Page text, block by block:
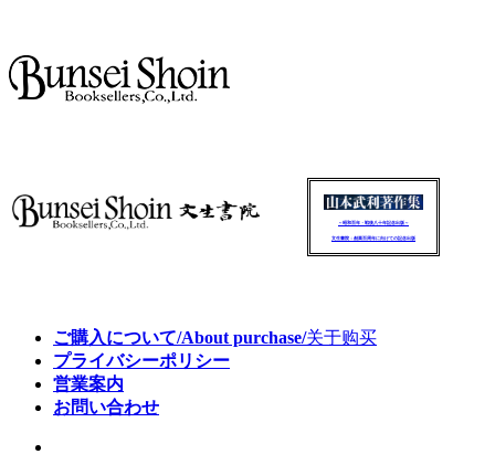
～昭和百年・戦後八十年記念出版～
文生書院：創業百周年に向けての記念出版
ご購入について/About purchase/关于购买
プライバシーポリシー
営業案内
お問い合わせ